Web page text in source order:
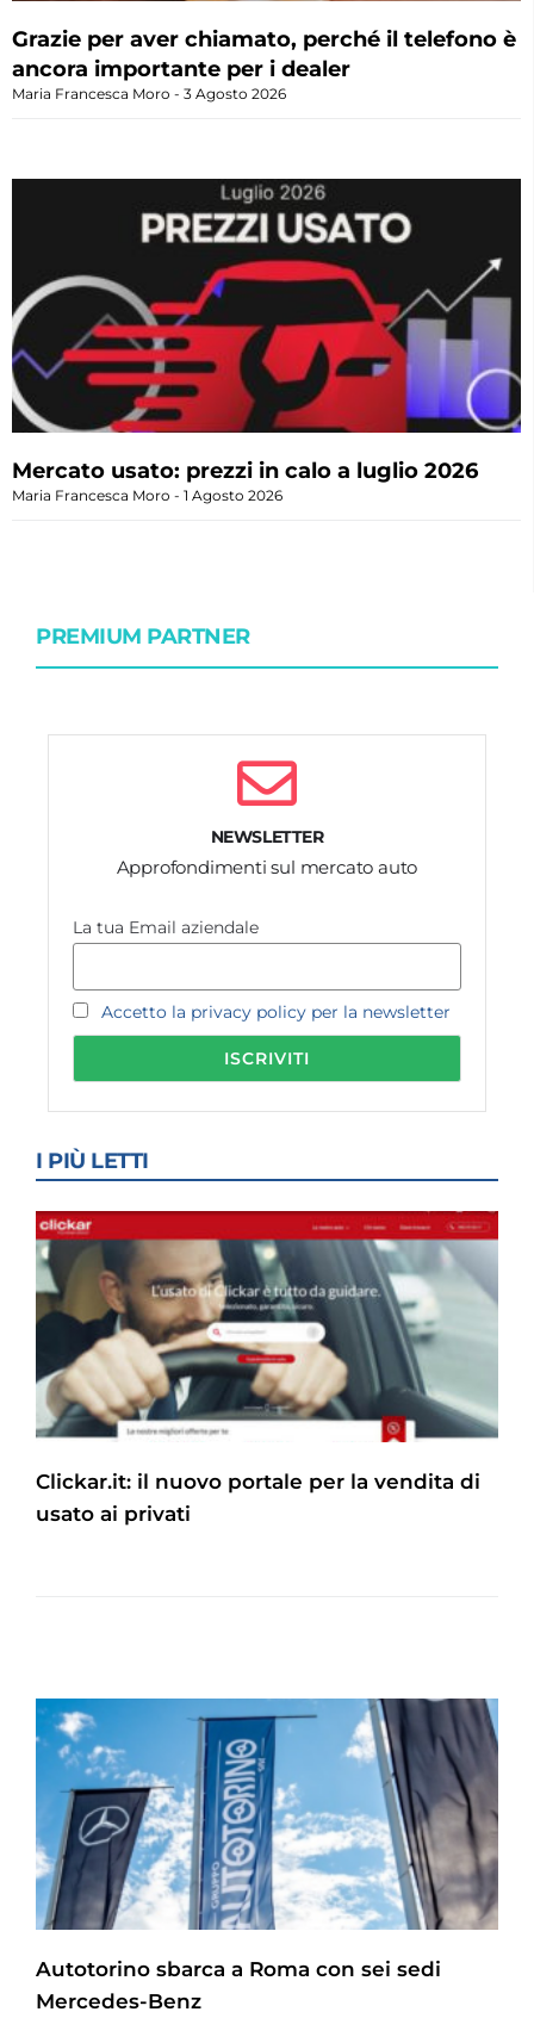
Grazie per aver chiamato, perché il telefono è
ancora importante per i dealer
Maria Francesca Moro 3 Agosto 2026
Mercato usato: prezzi in calo a luglio 2026
Maria Francesca Moro 1 Agosto 2026
PREMIUM PARTNER
NEWSLETTER
Approfondimenti sul mercato auto
La tua Email aziendale
Accetto la privacy policy per la newsletter
I PIÙ LETTI
Clickar.it: il nuovo portale per la vendita di
usato ai privati
Autotorino sbarca a Roma con sei sedi
Mercedes-Benz